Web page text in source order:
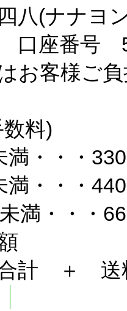
八(ナナ
口座番号
お客様ご
料)
満・・・
満・・・
満・・・
合計 ＋